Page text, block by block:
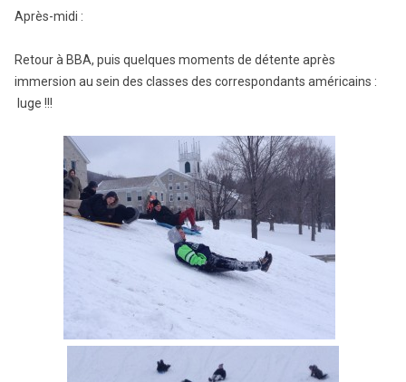
Après-midi :
Retour à BBA, puis quelques moments de détente après
immersion au sein des classes des correspondants américains :
luge !!!